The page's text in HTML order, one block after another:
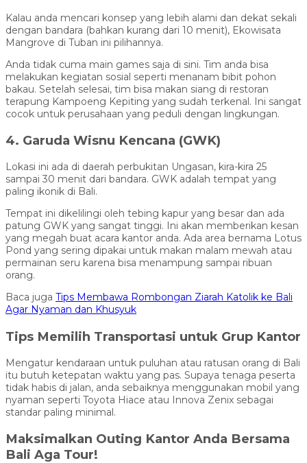
Kalau anda mencari konsep yang lebih alami dan dekat sekali
dengan bandara (bahkan kurang dari 10 menit), Ekowisata
Mangrove di Tuban ini pilihannya.
Anda tidak cuma main games saja di sini. Tim anda bisa
melakukan kegiatan sosial seperti menanam bibit pohon
bakau. Setelah selesai, tim bisa makan siang di restoran
terapung Kampoeng Kepiting yang sudah terkenal. Ini sangat
cocok untuk perusahaan yang peduli dengan lingkungan.
4. Garuda Wisnu Kencana (GWK)
Lokasi ini ada di daerah perbukitan Ungasan, kira-kira 25
sampai 30 menit dari bandara. GWK adalah tempat yang
paling ikonik di Bali.
Tempat ini dikelilingi oleh tebing kapur yang besar dan ada
patung GWK yang sangat tinggi. Ini akan memberikan kesan
yang megah buat acara kantor anda. Ada area bernama Lotus
Pond yang sering dipakai untuk makan malam mewah atau
permainan seru karena bisa menampung sampai ribuan
orang.
Baca juga Tips Membawa Rombongan Ziarah Katolik ke Bali
Agar Nyaman dan Khusyuk
Tips Memilih Transportasi untuk Grup Kantor
Mengatur kendaraan untuk puluhan atau ratusan orang di Bali
itu butuh ketepatan waktu yang pas. Supaya tenaga peserta
tidak habis di jalan, anda sebaiknya menggunakan mobil yang
nyaman seperti Toyota Hiace atau Innova Zenix sebagai
standar paling minimal.
Maksimalkan Outing Kantor Anda Bersama
Bali Aga Tour!